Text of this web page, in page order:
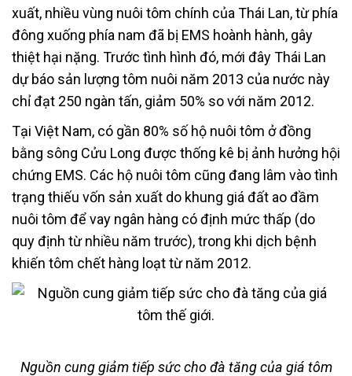
xuất, nhiều vùng nuôi tôm chính của Thái Lan, từ phía
đông xuống phía nam đã bị EMS hoành hành, gây
thiệt hại nặng. Trước tình hình đó, mới đây Thái Lan
dự báo sản lượng tôm nuôi năm 2013 của nước này
chỉ đạt 250 ngàn tấn, giảm 50% so với năm 2012.
Tại Việt Nam, có gần 80% số hộ nuôi tôm ở đồng
bằng sông Cửu Long được thống kê bị ảnh hưởng hội
chứng EMS. Các hộ nuôi tôm cũng đang lâm vào tình
trạng thiếu vốn sản xuất do khung giá đất ao đầm
nuôi tôm để vay ngân hàng có định mức thấp (do
quy định từ nhiều năm trước), trong khi dịch bệnh
khiến tôm chết hàng loạt từ năm 2012.
Nguồn cung giảm tiếp sức cho đà tăng của giá tôm